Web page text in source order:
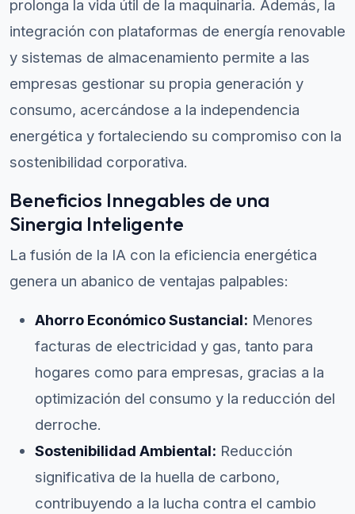
prolonga la vida útil de la maquinaria. Además, la
integración con plataformas de energía renovable
y sistemas de almacenamiento permite a las
empresas gestionar su propia generación y
consumo, acercándose a la independencia
energética y fortaleciendo su compromiso con la
sostenibilidad corporativa.
Beneficios Innegables de una
Sinergia Inteligente
La fusión de la IA con la eficiencia energética
genera un abanico de ventajas palpables:
Ahorro Económico Sustancial: Menores
facturas de electricidad y gas, tanto para
hogares como para empresas, gracias a la
optimización del consumo y la reducción del
derroche.
Sostenibilidad Ambiental: Reducción
significativa de la huella de carbono,
contribuyendo a la lucha contra el cambio